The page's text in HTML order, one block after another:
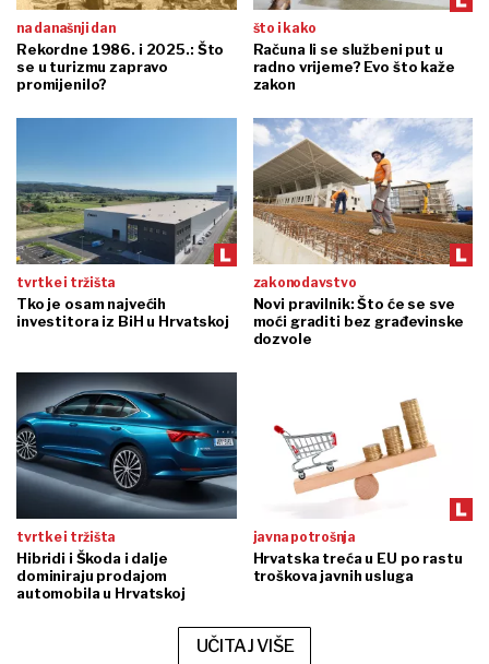
na današnji dan
Rekordne 1986. i 2025.: Što
se u turizmu zapravo
promijenilo?
što i kako
Računa li se službeni put u
radno vrijeme? Evo što kaže
zakon
tvrtke i tržišta
Tko je osam najvećih
investitora iz BiH u Hrvatskoj
zakonodavstvo
Novi pravilnik: Što će se sve
moći graditi bez građevinske
dozvole
tvrtke i tržišta
Hibridi i Škoda i dalje
dominiraju prodajom
automobila u Hrvatskoj
javna potrošnja
Hrvatska treća u EU po rastu
troškova javnih usluga
UČITAJ VIŠE